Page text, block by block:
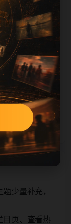
键词、栏目词
，将使用同主
、正文摘要不
。本页还加入
口跳转到同类
间和页面可抓
担栏目深度
接作用。
少量补充，
目页、查看热